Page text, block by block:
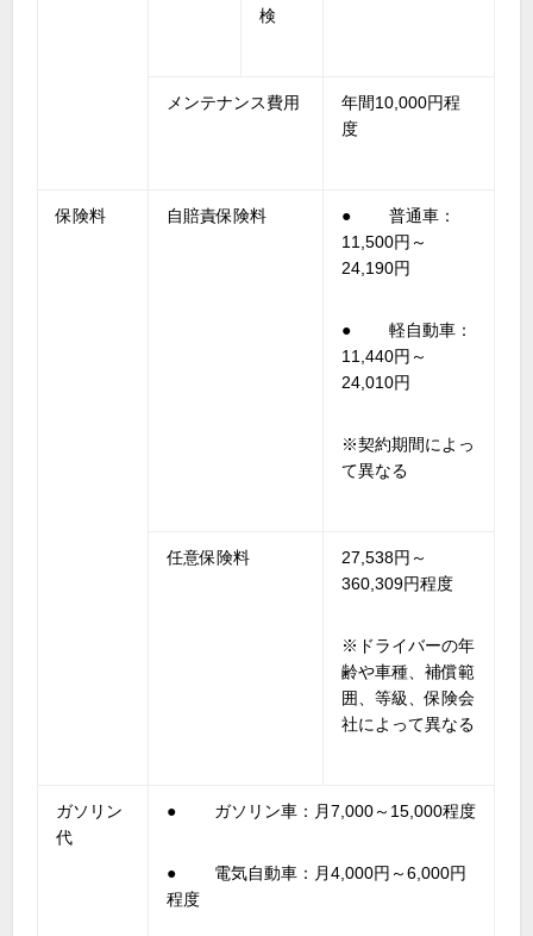
検
メンテナンス費用
年間10,000円程
度
保険料 自賠責保険料
● 普通車：
11,500円～
24,190円
● 軽自動車：
11,440円～
24,010円
※契約期間によっ
て異なる
任意保険料
27,538円～
360,309円程度
※ドライバーの年
齢や車種、補償範
囲、等級、保険会
社によって異なる
ガソリン
代
● ガソリン車：月7,000～15,000程度
● 電気自動車：月4,000円～6,000円
程度